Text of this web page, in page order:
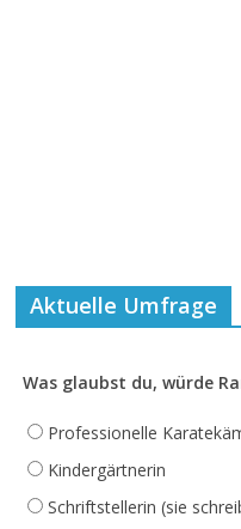
Aktuelle Umfrage
Was glaubst du, würde
Professionelle
Kindergärtnerin
Schriftstellerin (sie